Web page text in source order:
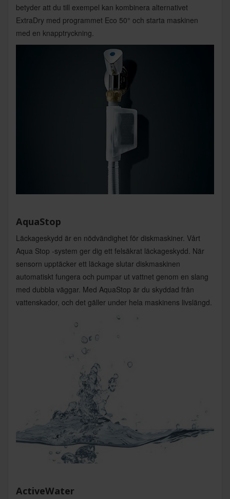
betyder att du till exempel kan kombinera alternativet
ExtraDry med programmet Eco 50° och starta maskinen
med en knapptryckning.
AquaStop
Läckageskydd är en nödvändighet för diskmaskiner. Vårt
Aqua Stop -system ger dig ett felsäkrat läckageskydd. När
sensorn upptäcker ett läckage slutar diskmaskinen
automatiskt fungera och pumpar ut vattnet genom en slang
med dubbla väggar. Med AquaStop är du skyddad från
vattenskador, och det gäller under hela maskinens livslängd.
ActiveWater